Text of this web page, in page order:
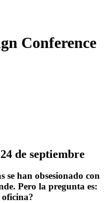
Conference
de septiembre
se han obsesionado con
Pero la pregunta es:
oficina?